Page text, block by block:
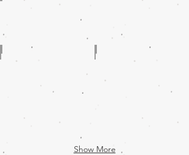
模具打樣 零件打樣列印
Show More